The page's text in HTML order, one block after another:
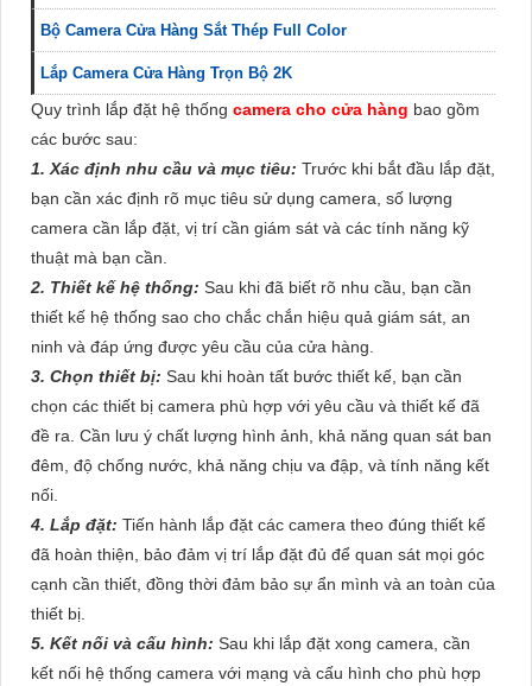
Bộ Camera Cửa Hàng Sắt Thép Full Color
Lắp Camera Cửa Hàng Trọn Bộ 2K
Quy trình lắp đặt hệ thống camera cho cửa hàng bao gồm
các bước sau:
1. Xác định nhu cầu và mục tiêu: Trước khi bắt đầu lắp đặt,
bạn cần xác định rõ mục tiêu sử dụng camera, số lượng
camera cần lắp đặt, vị trí cần giám sát và các tính năng kỹ
thuật mà bạn cần.
2. Thiết kế hệ thống: Sau khi đã biết rõ nhu cầu, bạn cần
thiết kế hệ thống sao cho chắc chắn hiệu quả giám sát, an
ninh và đáp ứng được yêu cầu của cửa hàng.
3. Chọn thiết bị: Sau khi hoàn tất bước thiết kế, bạn cần
chọn các thiết bị camera phù hợp với yêu cầu và thiết kế đã
đề ra. Cần lưu ý chất lượng hình ảnh, khả năng quan sát ban
đêm, độ chống nước, khả năng chịu va đập, và tính năng kết
nối.
4. Lắp đặt: Tiến hành lắp đặt các camera theo đúng thiết kế
đã hoàn thiện, bảo đảm vị trí lắp đặt đủ để quan sát mọi góc
cạnh cần thiết, đồng thời đảm bảo sự ẩn mình và an toàn của
thiết bị.
5. Kết nối và cấu hình: Sau khi lắp đặt xong camera, cần
kết nối hệ thống camera với mạng và cấu hình cho phù hợp